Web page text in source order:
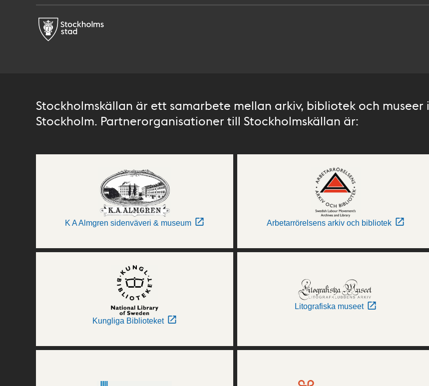
Stockholmskällan är ett samarbete mellan arkiv, bibliotek och museer i
Stockholm. Partnerorganisationer till Stockholmskällan är:
K A Almgren sidenväveri & museum Arbetarrörelsens arkiv och bibliotek
Kungliga Biblioteket
Litografiska museet